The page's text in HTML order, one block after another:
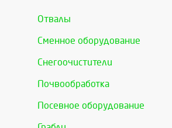
Отвалы
Сменное оборудование
Снегоочистители
Почвообработка
Посевное оборудование